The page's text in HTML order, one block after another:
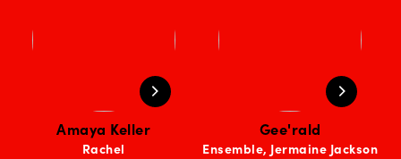
Amaya Keller
Rachel
Gee'rald
Ensemble, Jermaine Jackson